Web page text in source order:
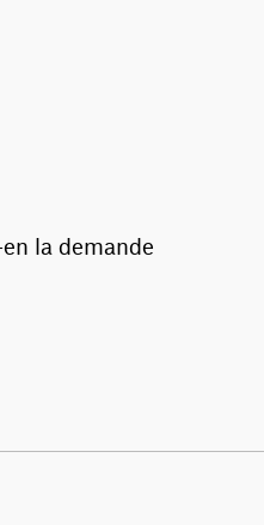
la demande